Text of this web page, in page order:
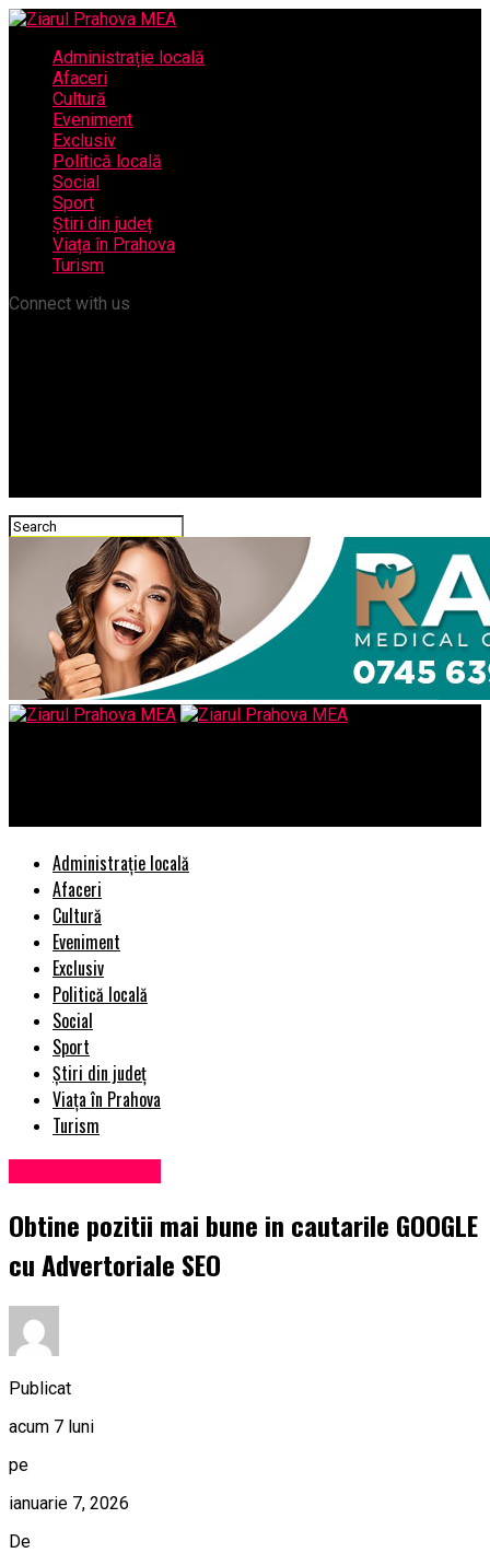
Administrație locală
Afaceri
Cultură
Eveniment
Exclusiv
Politică locală
Social
Sport
Știri din județ
Viața în Prahova
Turism
Connect with us
Administrație locală
Afaceri
Cultură
Eveniment
Exclusiv
Politică locală
Social
Sport
Știri din județ
Viața în Prahova
Turism
Obtine pozitii mai bune in cautarile GOOGLE
cu Advertoriale SEO
Publicat
acum 7 luni
pe
ianuarie 7, 2026
De